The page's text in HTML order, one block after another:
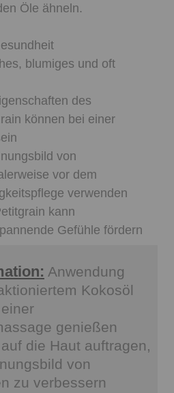
Öle ähneln.
blumiges und oft
des
können bei einer
von
vor dem
verwenden
kann
Gefühle fördern
Anwendung
Kokosöl
genießen
die Haut auftragen,
von
zu verbessern